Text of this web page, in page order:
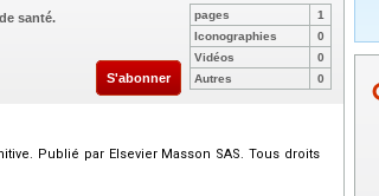
santé.
S'abonner
pages
1
Iconographies
0
Vidéos
0
Autres
0
Publié par Elsevier Masson SAS. Tous droits